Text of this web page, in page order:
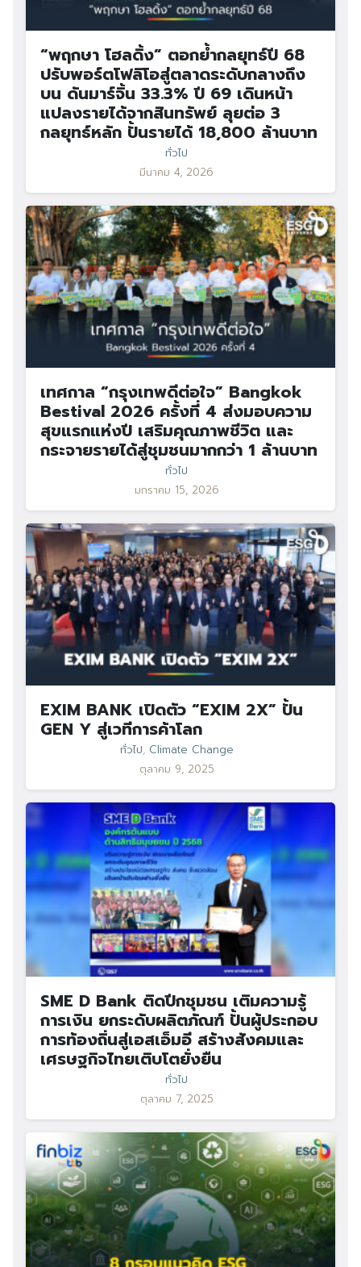
“พฤกษา โฮลดิ้ง” ตอกย้ำกลยุทธ์ปี 68
ปรับพอร์ตโฟลิโอสู่ตลาดระดับกลางถึง
บน ดันมาร์จิ้น 33.3% ปี 69 เดินหน้า
แปลงรายได้จากสินทรัพย์ ลุยต่อ 3
กลยุทธ์หลัก ปั้นรายได้ 18,800 ล้านบาท
ทั่วไป
มีนาคม 4, 2026
เทศกาล “กรุงเทพดีต่อใจ” Bangkok
Bestival 2026 ครั้งที่ 4 ส่งมอบความ
สุขแรกแห่งปี เสริมคุณภาพชีวิต และ
กระจายรายได้สู่ชุมชนมากกว่า 1 ล้านบาท
ทั่วไป
มกราคม 15, 2026
EXIM BANK เปิดตัว “EXIM 2X” ปั้น
GEN Y สู่เวทีการค้าโลก
ทั่วไป, Climate Change
ตุลาคม 9, 2025
SME D Bank ติดปีกชุมชน เติมความรู้
การเงิน ยกระดับผลิตภัณฑ์ ปั้นผู้ประกอบ
การท้องถิ่นสู่เอสเอ็มอี สร้างสังคมและ
เศรษฐกิจไทยเติบโตยั่งยืน
ทั่วไป
ตุลาคม 7, 2025